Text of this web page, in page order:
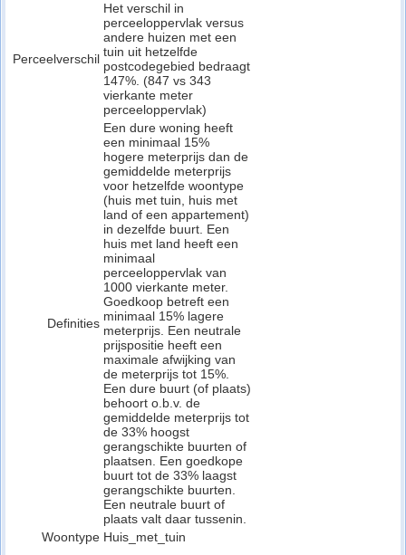
Perceelverschil
Het verschil in
perceeloppervlak versus
andere huizen met een
tuin uit hetzelfde
postcodegebied bedraagt
147%. (847 vs 343
vierkante meter
perceeloppervlak)
Definities
Een dure woning heeft
een minimaal 15%
hogere meterprijs dan de
gemiddelde meterprijs
voor hetzelfde woontype
(huis met tuin, huis met
land of een appartement)
in dezelfde buurt. Een
huis met land heeft een
minimaal
perceeloppervlak van
1000 vierkante meter.
Goedkoop betreft een
minimaal 15% lagere
meterprijs. Een neutrale
prijspositie heeft een
maximale afwijking van
de meterprijs tot 15%.
Een dure buurt (of plaats)
behoort o.b.v. de
gemiddelde meterprijs tot
de 33% hoogst
gerangschikte buurten of
plaatsen. Een goedkope
buurt tot de 33% laagst
gerangschikte buurten.
Een neutrale buurt of
plaats valt daar tussenin.
Woontype Huis_met_tuin